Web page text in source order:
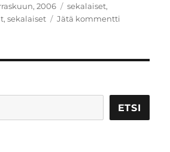
2006 Kategoriat
sekalaiset,
,sekalaiset Jätä kommentti
ETSI